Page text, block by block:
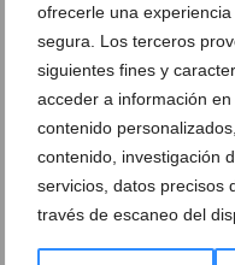
ofrecerle una
segura. Los terceros
siguientes fines y
acceder a información
contenido
contenido, investigación
servicios, datos precisos
través de escaneo del
DEJA UN COMENTARIO